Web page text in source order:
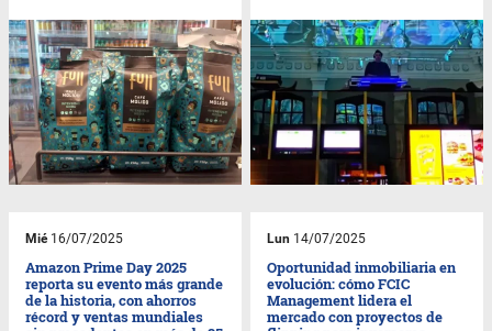
Mié16/07/2025
Amazon Prime Day 2025
reporta su evento más grande
de la historia, con ahorros
récord y ventas mundiales
Lun 14/07/2025
Oportunidad inmobiliaria en
evolución: cómo FCIC
Management lidera el
mercado con proyectos de